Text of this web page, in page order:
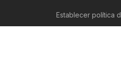
Establecer política